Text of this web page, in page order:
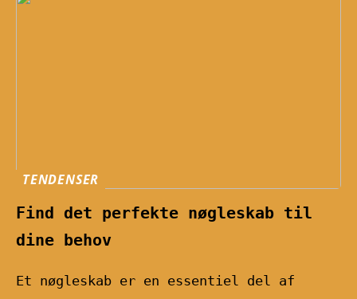
TENDENSER
Find det perfekte nøgleskab til
dine behov
Et nøgleskab er en essentiel del af